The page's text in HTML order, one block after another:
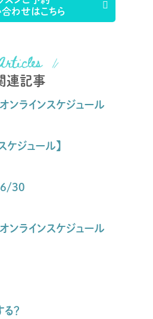
わせはこちら
連記事
ンラインスケジュール
ケジュール】
6/30
ンラインスケジュール
？